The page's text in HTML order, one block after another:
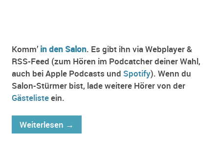
Komm’ in den Salon. Es gibt ihn via Webplayer &
RSS-Feed (zum Hören im Podcatcher deiner Wahl,
auch bei Apple Podcasts und Spotify). Wenn du
Salon-Stürmer bist, lade weitere Hörer von der
Gästelisteein.
Weiterlesen →